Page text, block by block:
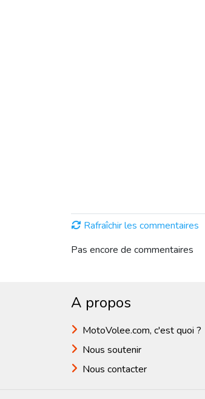
Rafraîchir les commentaires
Pas encore de commentaires
A propos
MotoVolee.com, c'est quoi ?
Nous soutenir
Nous contacter